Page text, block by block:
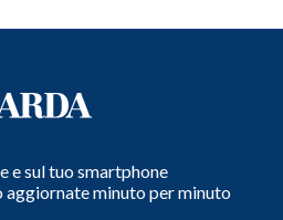
e sul tuo smartphone
minuto per minuto